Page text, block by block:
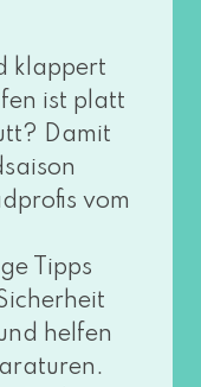
klap­pert
ist platt
Damit
vom
Tipps
hel­fen